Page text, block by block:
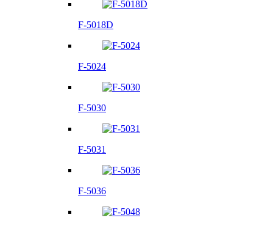
F-5018D
F-5024
F-5030
F-5031
F-5036